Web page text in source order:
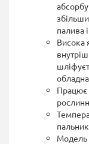
палива
Висока
Працює
Модель